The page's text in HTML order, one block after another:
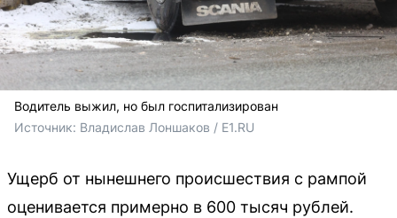
Водитель выжил, но был госпитализирован
Источник: Владислав Лоншаков / E1.RU
Ущерб от нынешнего происшествия с рампой
оценивается примерно в 600 тысяч рублей.